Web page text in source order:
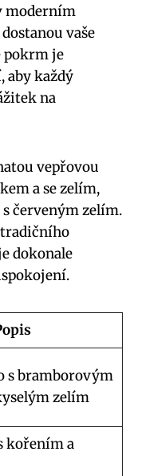
moderním
vaše
pokrm je
aby každý
na
vepřovou
a se zelím,
červeným zelím.
tradičního
dokonale
s bramborovým
zelím
kořením a